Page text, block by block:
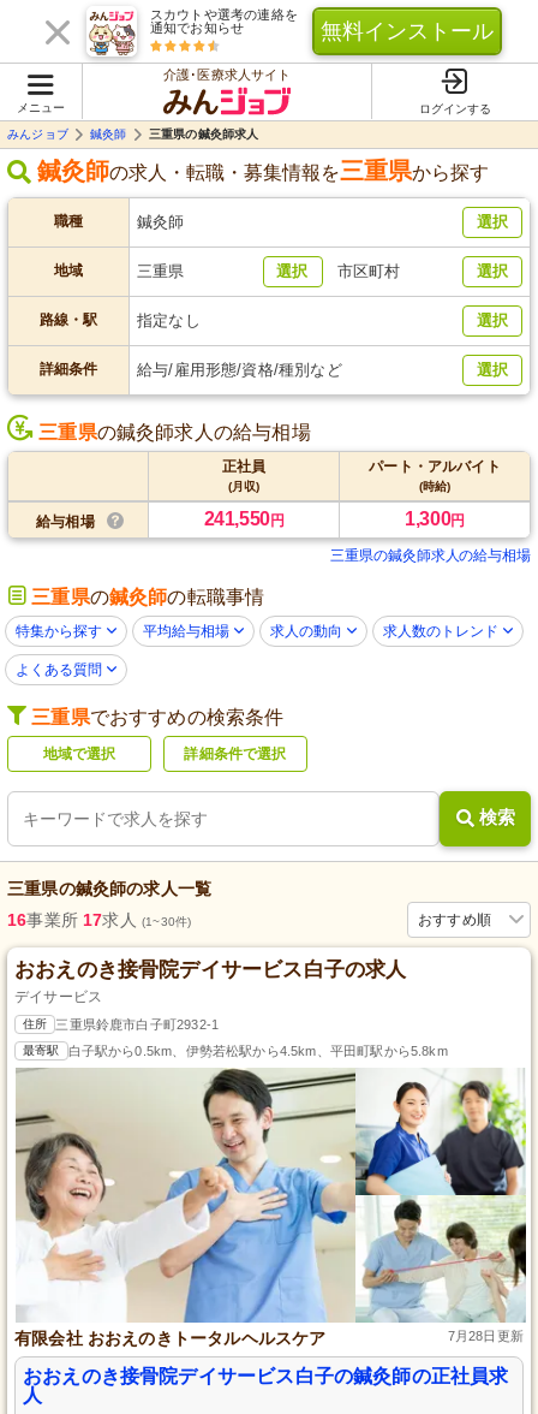
スカウトや選考の連絡を
通知でお知らせ
無料インストール
メニュー
介護･医療求人サイト
ログインする
みんジョブ
鍼灸師 三重県の鍼灸師求人
鍼灸師の求人・転職・募集情報を三重県から探す
職種 鍼灸師 選択
地域 三重県 選択 市区町村 選択
路線・駅 指定なし 選択
詳細条件 給与/雇用形態/資格/種別など 選択
三重県の鍼灸師求人の給与相場
正社員
(月収)
パート・アルバイト
(時給)
給与相場 241,550円 1,300円
三重県の鍼灸師求人の給与相場
三重県の鍼灸師の転職事情
特集から探す 平均給与相場 求人の動向 求人数のトレンド
よくある質問
三重県でおすすめの検索条件
地域で選択 詳細条件で選択
検索
三重県の鍼灸師の求人一覧
おすすめ順
16事業所 17求人 (1~30件)
おおえのき接骨院デイサービス白子の求人
デイサービス
住所 三重県鈴鹿市白子町2932-1
最寄駅 白子駅から0.5km、伊勢若松駅から4.5km、平田町駅から5.8km
有限会社 おおえのきトータルヘルスケア 7月28日更新
おおえのき接骨院デイサービス白子の鍼灸師の正社員求
人